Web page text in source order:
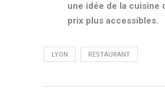
une idée de la cuisine
prix plus accessibles.
LYON RESTAURANT